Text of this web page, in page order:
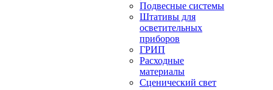
Подвесные системы
Штативы для
осветительных
приборов
ГРИП
Расходные
материалы
Сценический свет